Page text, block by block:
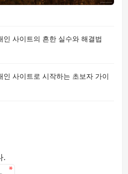
인 사이트의 흔한 실수와 해결법
인 사이트로 시작하는 초보자 가이
.